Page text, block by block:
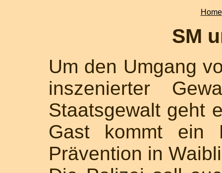
Home
SM
Um den Umgang
inszenierter
Staatsgewalt geht
Gast kommt ein
Prävention in